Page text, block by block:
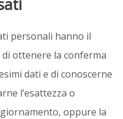
personali hanno il
ottenere la conferma
dati e di conoscerne
l’esattezza o
oppure la